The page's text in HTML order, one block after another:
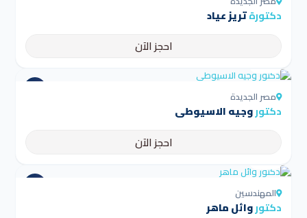
دكتورةتريز عياد
احجز الآن
مصر الجديدة
دكتوروجيه الاسيوطى
احجز الآن
المهندسين
دكتوروائل ماهر